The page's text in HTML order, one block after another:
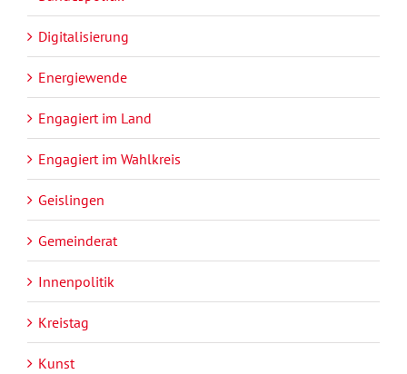
Digitalisierung
Energiewende
Engagiert im Land
Engagiert im Wahlkreis
Geislingen
Gemeinderat
Innenpolitik
Kreistag
Kunst